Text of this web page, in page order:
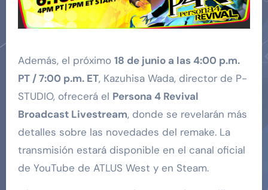
Además, el próximo 18 de junio a las 4:00 p.m.
PT / 7:00 p.m. ET, Kazuhisa Wada, director de P-
STUDIO, ofrecerá el Persona 4 Revival
Broadcast Livestream, donde se revelarán más
detalles sobre las novedades del remake. La
transmisión estará disponible en el canal oficial
de YouTube de ATLUS West y en Steam.